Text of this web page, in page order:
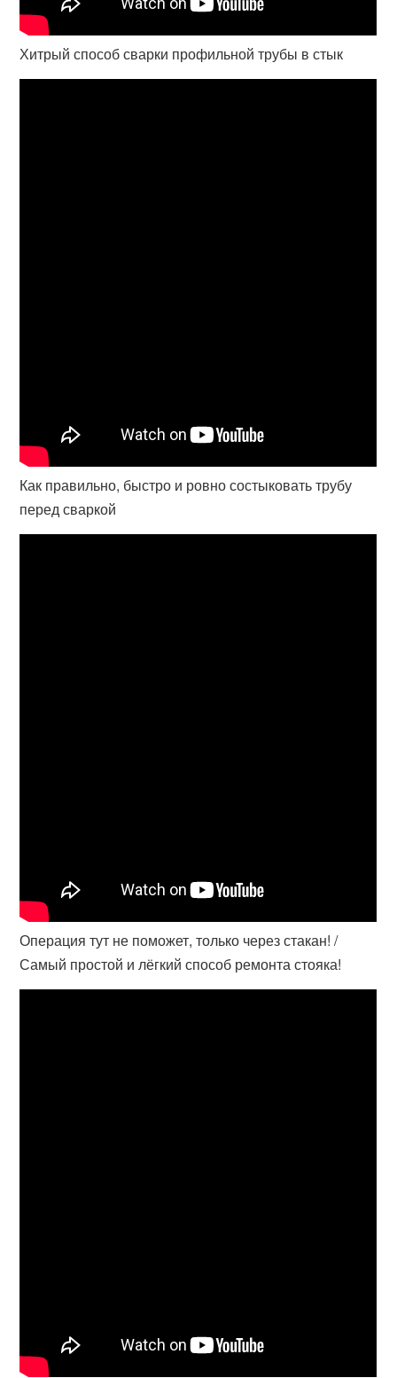
Хитрый способ сварки профильной трубы в стык
Как правильно, быстро и ровно состыковать трубу
перед сваркой
Операция тут не поможет, только через стакан! /
Самый простой и лёгкий способ ремонта стояка!